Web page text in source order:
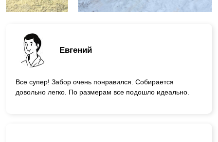
Евгений
Все супер! Забор очень понравился. Собирается
довольно легко. По размерам все подошло идеально.